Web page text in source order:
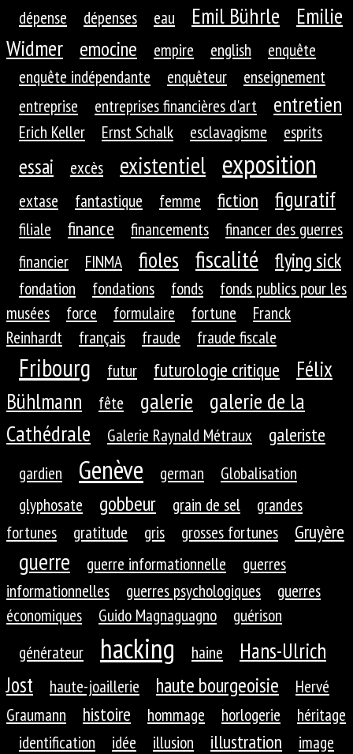
dépense
dépenses eau Emil Bührle
Emilie
Widmer
emocine empire english
enquête
enquête indépendante
enquêteur
enseignement
entreprise
entreprises financières d'art entretien
Erich Keller Ernst Schalk esclavagisme esprits
essai excès existentiel exposition
extase fantastique femme fiction figuratif
filiale finance financements
financer des guerres
financier
FINMA fioles fiscalité flying sick
fondation fondations fonds
fonds publics pour les
musées
force formulaire fortune
Franck
Reinhardt
français fraude fraude fiscale
Fribourg futur futurologie critique
Félix
Bühlmann
fête galerie
galerie de la
Cathédrale
Galerie Raynald Métraux galeriste
gardien Genève german
Globalisation
glyphosate
gobbeur grain de sel
grandes
fortunes
gratitude gris grosses fortunes Gruyère
guerre guerre informationnelle
guerres
informationnelles
guerres psychologiques
guerres
économiques
Guido Magnaguagno
guérison
générateur
hacking haine
Hans-Ulrich
Jost
haute-joaillerie haute bourgeoisie
Hervé
Graumann
histoire hommage horlogerie
héritage
identification
idée illusion illustration
image